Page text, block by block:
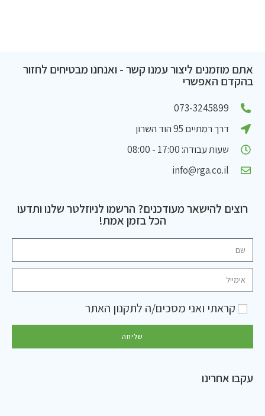
אתם מוזמנים ליצור עמנו קשר - ואנחנו מבטיחים לחזור
בהקדם האפשרי
073-3245899
דרך רמתיים 95 הוד השרון
שעות עבודה: 17:00 - 08:00
info@rga.co.il
רוצים להישאר מעודכנים? הרשמו לניוזלטר שלנו ותדעו
הכל בזמן אמת!
קראתי ואני מסכים/ה לתקנון האתר
שליחה
עקבו אחרינו